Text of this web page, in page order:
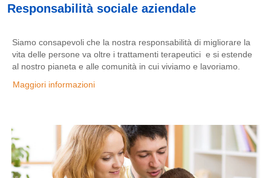
Responsabilità sociale aziendale
Siamo consapevoli che la nostra responsabilità di migliorare la
vita delle persone va oltre i trattamenti terapeutici e si estende
al nostro pianeta e alle comunità in cui viviamo e lavoriamo.
Maggiori informazioni